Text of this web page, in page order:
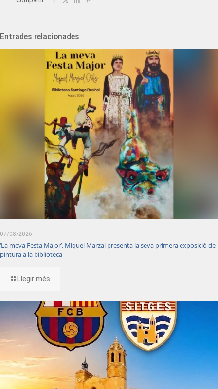
Entrades relacionades
07/08/2026
‘La meva Festa Major’. Miquel Marzal presenta la seva primera exposició de
pintura a la biblioteca
Llegir més